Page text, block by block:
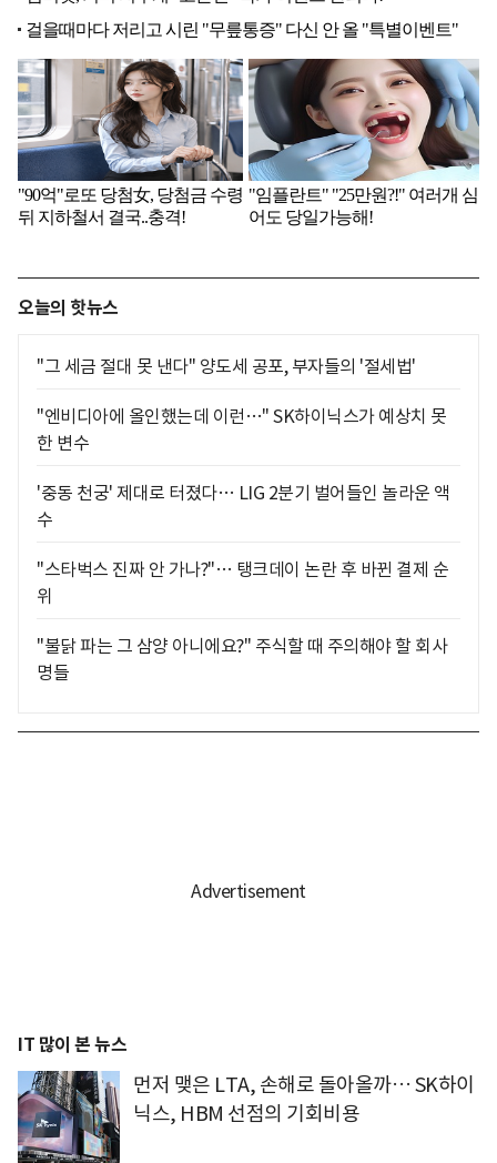
오늘의 핫뉴스
"그 세금 절대 못 낸다" 양도세 공포, 부자들의 '절세법'
"엔비디아에 올인했는데 이런…" SK하이닉스가 예상치 못
한 변수
'중동 천궁' 제대로 터졌다… LIG 2분기 벌어들인 놀라운 액
수
"스타벅스 진짜 안 가나?"… 탱크데이 논란 후 바뀐 결제 순
위
"불닭 파는 그 삼양 아니에요?" 주식할 때 주의해야 할 회사
명들
IT 많이 본 뉴스
먼저 맺은 LTA, 손해로 돌아올까… SK하이
닉스, HBM 선점의 기회비용